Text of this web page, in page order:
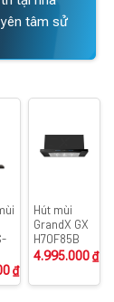
tâm sử
₫
Hút mùi
GrandX GX
H70F85B
4.995.000₫